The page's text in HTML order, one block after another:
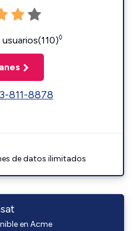
◊
811-8878
de datos ilimitados
en Acme